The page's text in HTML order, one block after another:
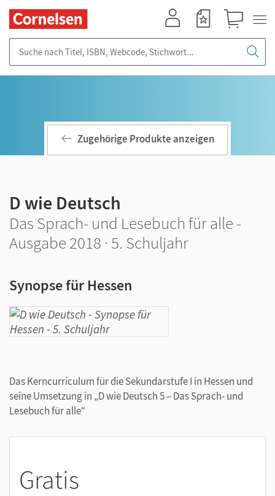
Zugehörige Produkte anzeigen
D wie Deutsch
Das Sprach- und Lesebuch für alle -
Ausgabe 2018 · 5. Schuljahr
Synopse für Hessen
Das Kerncurriculum für die Sekundarstufe I in Hessen und
seine Umsetzung in „D wie Deutsch 5 – Das Sprach- und
Lesebuch für alle“
Gratis